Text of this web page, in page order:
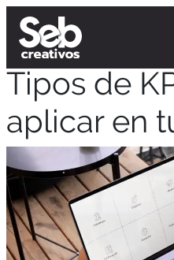
Tipos de
aplicar en